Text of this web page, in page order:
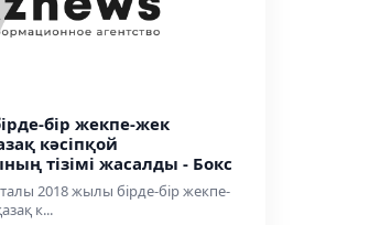
бір жекпе-жек
кәсіпқой
тізімі жасалды - Бокс
2018 жылы бірде-бір жекпе-
к...